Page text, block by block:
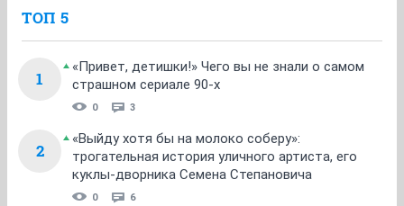
ТОП 5
1
«Привет, детишки!» Чего вы не знали о самом
страшном сериале 90-х
0 3
2
«Выйду хотя бы на молоко соберу»:
трогательная история уличного артиста, его
куклы-дворника Семена Степановича
0 6